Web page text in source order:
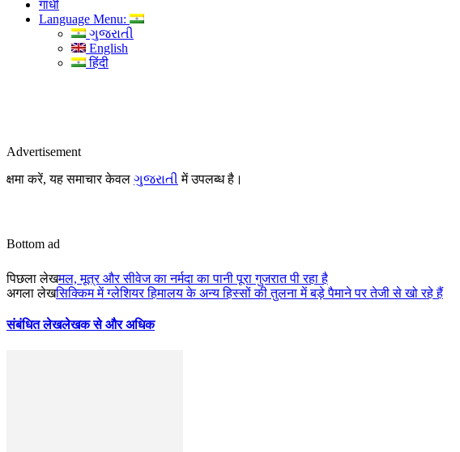
गांधी
Language Menu:
ગુજરાતી
English
हिंदी
Advertisement
क्षमा करें, यह समाचार केवल ગુજરાતી में उपलब्ध है।
Bottom ad
पिछला लेखमल, मूत्र और सीवेज का नर्मदा का पानी पूरा गुजरात पी रहा है
अगला लेखसिक्किम में ग्लेशियर हिमालय के अन्य हिस्सों की तुलना में बड़े पैमाने पर तेजी से खो रहे हैं
संबंधित लेखलेखक से और अधिक